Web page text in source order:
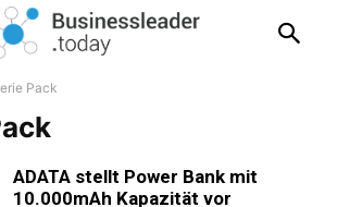
Pack
ADATA stellt Power Bank mit
10.000mAh Kapazität vor